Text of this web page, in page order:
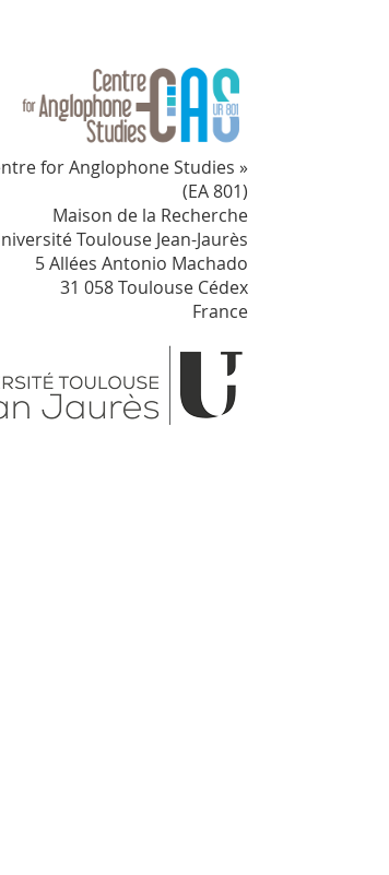
for Anglophone Studies »
(EA 801)
Maison de la Recherche
Toulouse Jean-Jaurès
5 Allées Antonio Machado
31 058 Toulouse Cédex
France